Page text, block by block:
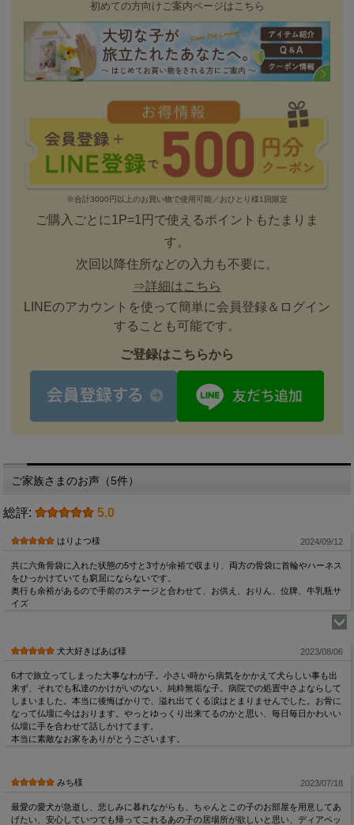
初めての方向けご案内ページはこちら
※合計3000円以上のお買い物で使用可能／おひとり様1回限定
ご購入ごとに1P=1円で使えるポイントもたまりま
す。
次回以降住所などの入力も不要に。
⇒詳細はこちら
LINEのアカウントを使って簡単に会員登録＆ログイン
することも可能です。
ご登録はこちらから
ご家族さまのお声（5件）
総評: 5.0
はりよつ様 2024/09/12
共に六角骨袋に入れた状態の5寸と3寸が余裕で収まり、両方の骨袋に首輪やハーネス
をひっかけていても窮屈にならないです。
奥行も余裕があるので手前のステージと合わせて、お供え、おりん、位牌、牛乳瓶サ
イズ
犬大好きばあば様 2023/08/06
6才で旅立ってしまった大事なわが子。小さい時から病気をかかえて犬らしい事も出
来ず、それでも私達のかけがいのない、純粋無垢な子。病院での処置中さよならして
しまいました。本当に後悔ばかりで、溢れ出てくる涙はとまりませんでした。お骨に
なって仏壇に今はおります。やっとゆっくり出来てるのかと思い、毎日毎日かわいい
仏壇に手を合わせて話しかけてます。
本当に素敵なお家をありがとうございます。
みち様 2023/07/18
最愛の愛犬が急逝し、悲しみに暮れながらも、ちゃんとこの子のお部屋を用意してあ
げたい、安心していつでも帰ってこれるあの子の居場所が欲しいと思い、ディアペッ